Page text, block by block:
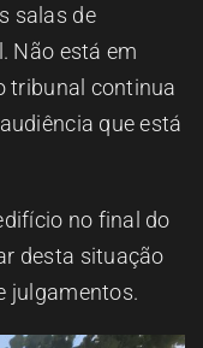
CONTACTOS
OUVIR
salas de
Não está em
tribunal continua
que está
no final do
desta situação
julgamentos.